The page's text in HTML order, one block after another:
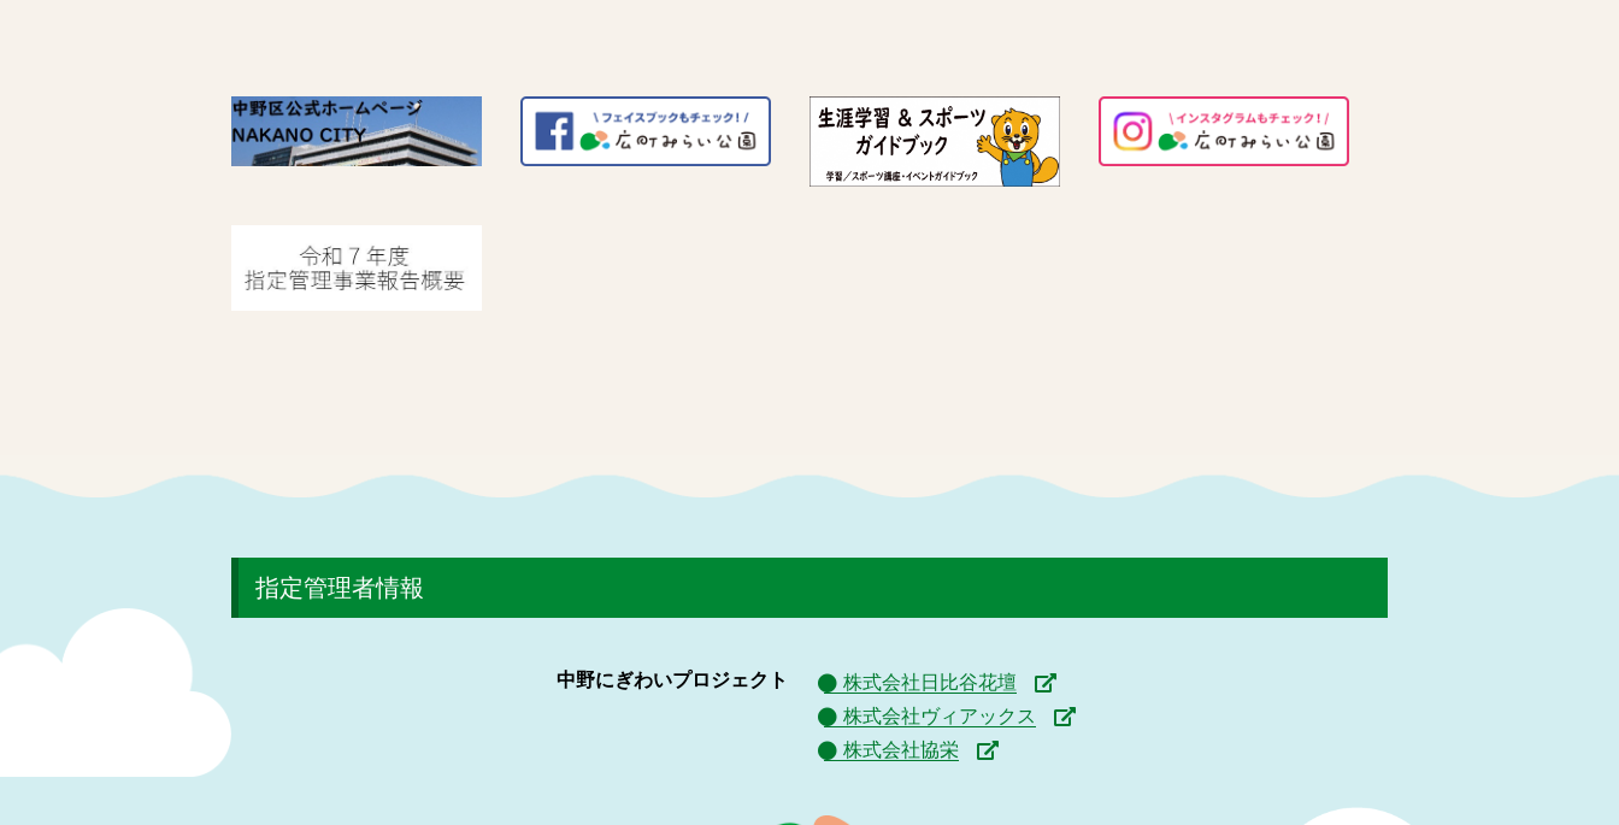
指定管理者情報
中野にぎわいプロジェクト
株式会社日比谷花壇
株式会社ヴィアックス
株式会社協栄